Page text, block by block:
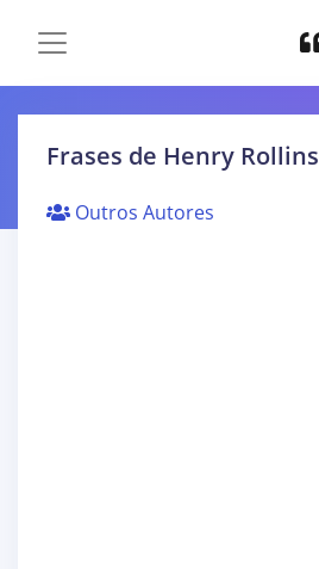
Frases de Henry Rollins
Outros Autores